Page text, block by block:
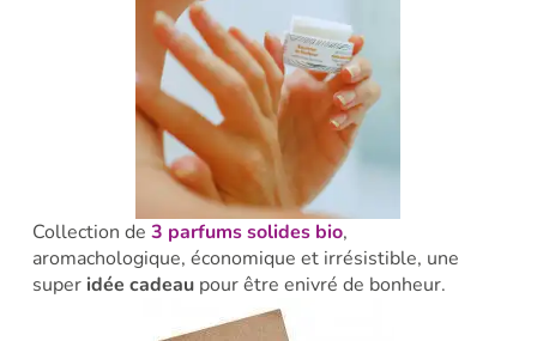
Collection de 3 parfums solides bio,
aromachologique, économique et irrésistible, une
super idée cadeaupour être enivré de bonheur.